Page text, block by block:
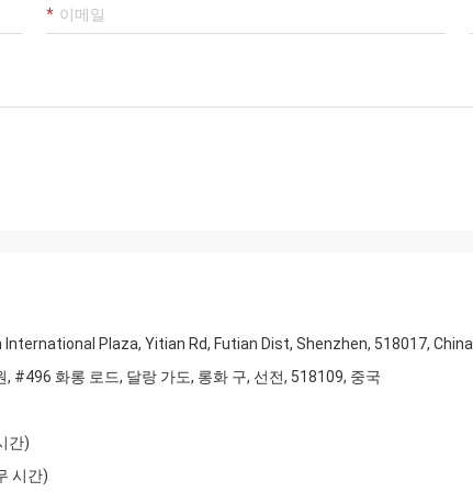
Plaza, Yitian Rd, Futian Dist, Shenzhen, 518017, China.
#496 화롱 로드, 달랑 가도, 롱화 구, 선전, 518109, 중국
간)
시간)